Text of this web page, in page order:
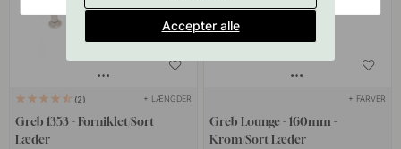
2 + LÆNGDER
Greb 1353 - Forniklet/Sort
Læder
+ FARVER
Greb Lounge - 160mm -
Krom/Sort Læder
Accepter alle